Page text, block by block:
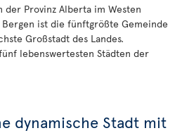
Provinz Alberta im Westen
Bergen ist die fünftgrößte Gemeinde
Großstadt des Landes.
lebenswertesten Städten der
dynamische Stadt mit